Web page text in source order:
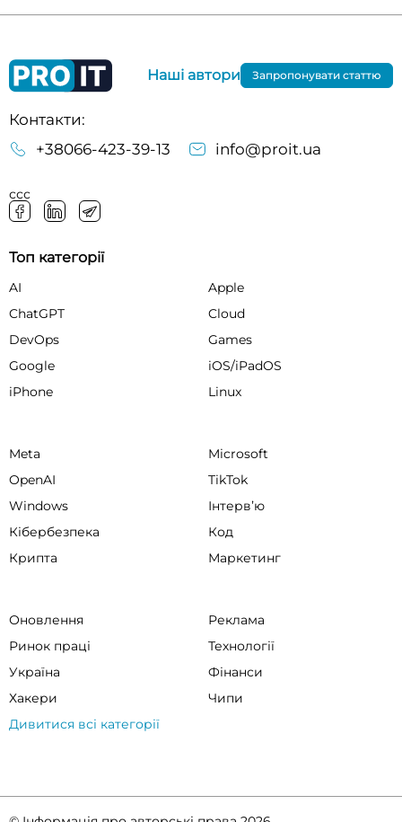
Контакти:
+38066-423-39-13
info@proit.ua
ссс
Наші автори Запропонувати статтю
Топ категорії
AI
Apple
ChatGPT
Cloud
DevOps
Games
Google
iOS/iPadOS
iPhone
Linux
Meta
Microsoft
OpenAI
TikTok
Windows
Інтервʼю
Кібербезпека
Код
Крипта
Маркетинг
Оновлення
Реклама
Ринок праці
Технології
Україна
Фінанси
Хакери
Чипи
Дивитися всі категорії